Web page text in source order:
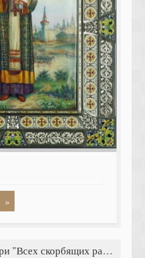
»
Икона Божией Матери "Всех скорбящих радость"